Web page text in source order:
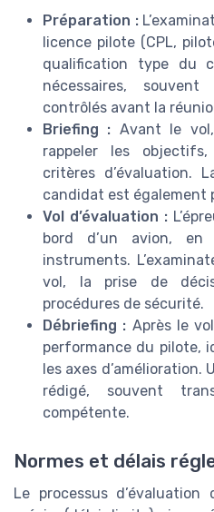
Préparation :
licence pilote (CPL,
qualification type du
nécessaires,
contrôlés avant la
Briefing : Avant le
rappeler les
critères d’évaluation.
candidat est également
Vol d’évaluation :
bord d’un avion,
instruments.
vol, la prise de
procédures de sécurité.
Débriefing : Après le
performance du pilote,
les axes d’amélioration.
rédigé, souvent
compétente.
Normes et délais
Le processus